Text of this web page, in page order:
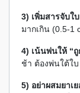
3) เพิ่มสารจับใ
มากเกิน (0.5-1
4) เน้นพ่นให้ “
ช้า ต้องพ่นใต้ใ
5) อย่าผสมยาเย